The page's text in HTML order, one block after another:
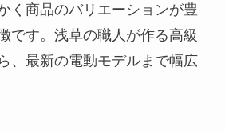
く商品のバリエーションが豊
です。浅草の職人が作る高級
、最新の電動モデルまで幅広